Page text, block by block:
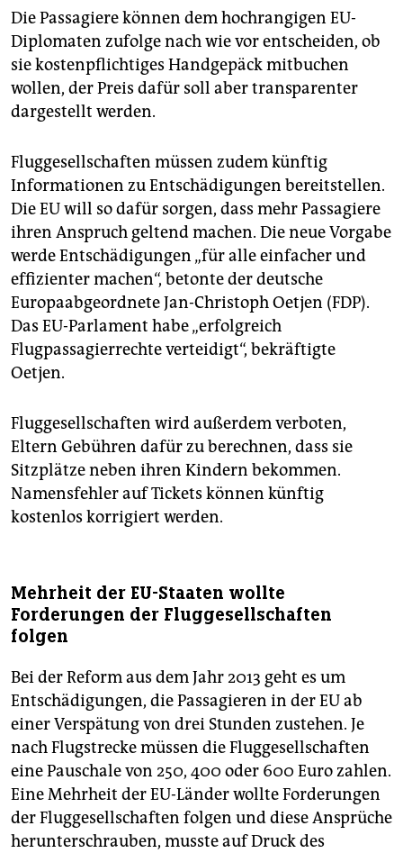
Die Passagiere können dem hochrangigen EU-
Diplomaten zufolge nach wie vor entscheiden, ob
sie kostenpflichtiges Handgepäck mitbuchen
wollen, der Preis dafür soll aber transparenter
dargestellt werden.
Fluggesellschaften müssen zudem künftig
Informationen zu Entschädigungen bereitstellen.
Die EU will so dafür sorgen, dass mehr Passagiere
ihren Anspruch geltend machen. Die neue Vorgabe
werde Entschädigungen „für alle einfacher und
effizienter machen“, betonte der deutsche
Europaabgeordnete Jan-Christoph Oetjen (FDP).
Das EU-Parlament habe „erfolgreich
Flugpassagierrechte verteidigt“, bekräftigte
Oetjen.
Fluggesellschaften wird außerdem verboten,
Eltern Gebühren dafür zu berechnen, dass sie
Sitzplätze neben ihren Kindern bekommen.
Namensfehler auf Tickets können künftig
kostenlos korrigiert werden.
Mehrheit der EU-Staaten wollte
Forderungen der Fluggesellschaften
folgen
Bei der Reform aus dem Jahr 2013 geht es um
Entschädigungen, die Passagieren in der EU ab
einer Verspätung von drei Stunden zustehen. Je
nach Flugstrecke müssen die Fluggesellschaften
eine Pauschale von 250, 400 oder 600 Euro zahlen.
Eine Mehrheit der EU-Länder wollte Forderungen
der Fluggesellschaften folgen und diese Ansprüche
herunterschrauben, musste auf Druck des